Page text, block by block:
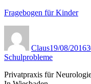
Fragebogen für Kinder
Claus19/08/2016
Schulprobleme
Privatpraxis für